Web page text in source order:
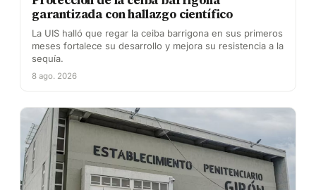
garantizada con hallazgo científico
La UIS halló que regar la ceiba barrigona en sus primeros
meses fortalece su desarrollo y mejora su resistencia a la
sequía.
8 ago. 2026